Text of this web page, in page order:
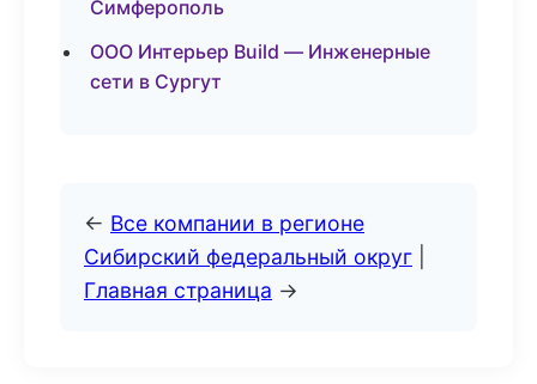
Симферополь
ООО Интерьер Build — Инженерные
сети в Сургут
← Все компании в регионе
Сибирский федеральный округ
Главная страница →